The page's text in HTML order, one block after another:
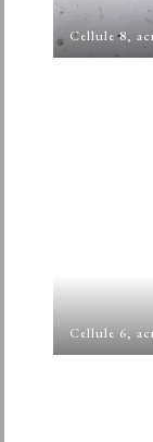
Cellule 8,
Cellule 6,